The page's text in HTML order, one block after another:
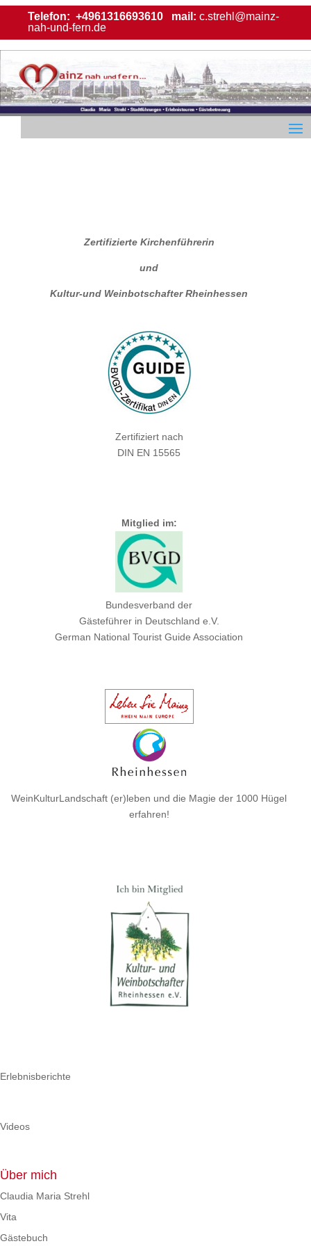
Telefon: +4961316693610 mail: c.strehl@mainz-
nah-und-fern.de
Zertifizierte Kirchenführerin
und
Kultur-und Weinbotschafter Rheinhessen
Zertifiziert nach
DIN EN 15565
Mitglied im:
Bundesverband der
Gästeführer in Deutschland e.V.
German National Tourist Guide Association
WeinKulturLandschaft (er)leben und die Magie der 1000 Hügel
erfahren!
Erlebnisberichte
Videos
Über mich
Claudia Maria Strehl
Vita
Gästebuch